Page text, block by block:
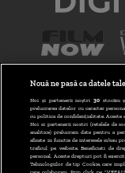
TERMENE ȘI
Nouă ne pasă ca datele
Noi și partenerii noștri 30stocăm
prelucrarea datelor cu caracter
cu politica de confidențialitate.
Noi si partenerii nostri (retelele de
analitice) prelucram date pentru a
afisate in functie de interesele si/sau
traficul pe website. Beneficiati de
personal. Aceste drepturi pot fi
Tehnologiilor de tip Cookie, care